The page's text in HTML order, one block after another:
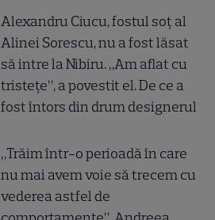
Alexandru Ciucu, fostul soț al
Alinei Sorescu, nu a fost lăsat
să intre la Nibiru. „Am aflat cu
tristețe”, a povestit el. De ce a
fost întors din drum designerul
„Trăim într-o perioadă în care
nu mai avem voie să trecem cu
vederea astfel de